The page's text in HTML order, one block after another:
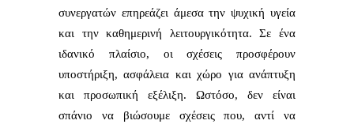
συνεργατών επηρεάζει άμεσα την ψυχική υγεία
και την καθημερινή λειτουργικότητα. Σε ένα
ιδανικό πλαίσιο, οι σχέσεις προσφέρουν
υποστήριξη, ασφάλεια και χώρο για ανάπτυξη
και προσωπική εξέλιξη. Ωστόσο, δεν είναι
σπάνιο να βιώσουμε σχέσεις που, αντί να